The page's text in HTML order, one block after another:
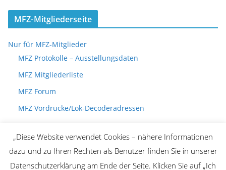
MFZ-Mitgliederseite
Nur für MFZ-Mitglieder
MFZ Protokolle – Ausstellungsdaten
MFZ Mitgliederliste
MFZ Forum
MFZ Vordrucke/Lok-Decoderadressen
„Diese Website verwendet Cookies – nähere Informationen
dazu und zu Ihren Rechten als Benutzer finden Sie in unserer
Datenschutzerklärung am Ende der Seite. Klicken Sie auf „Ich